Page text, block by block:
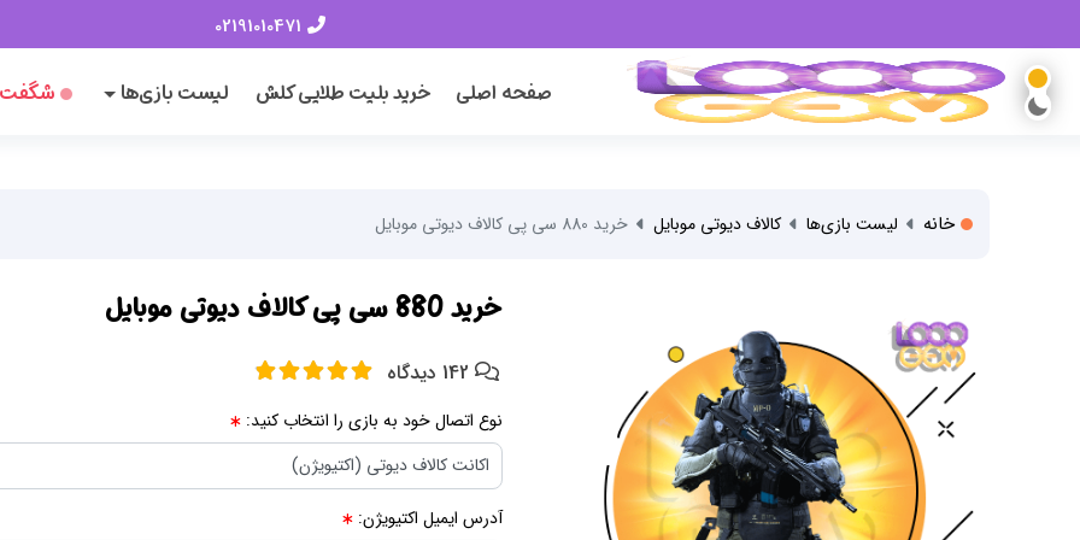
صفحه اصلی خرید بلیت طلایی کلش لیست بازی‌ها
خانه لیست بازی‌ها کالاف دیوتی موبایل خرید 880 سی پی کالاف دیوتی موبایل
خرید 880 سی پی کالاف دیوتی موبایل
نوع اتصال خود به بازی را انتخاب کنید:
آدرس ایمیل اکتیویژن: